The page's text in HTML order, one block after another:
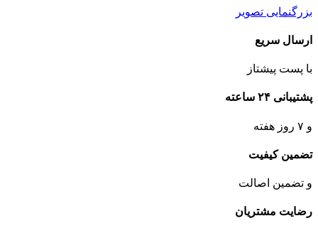
بزرگنمایی تصویر
ارسال سریع
با پست پیشتاز
پشتیبانی ۲۴ ساعته
و ۷ روز هفته
تضمین کیفیت
و تضمین اصالت
رضایت مشتریان